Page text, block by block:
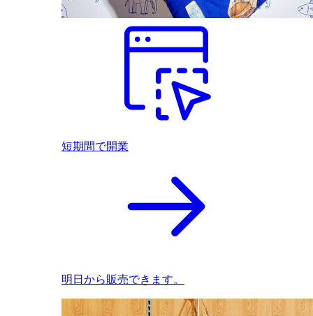
短期間で開業
明日から販売できます。